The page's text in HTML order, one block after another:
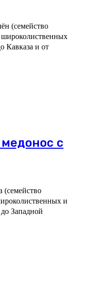
(семейство
широколиственных
Кавказа и от
с
(семейство
и
Западной